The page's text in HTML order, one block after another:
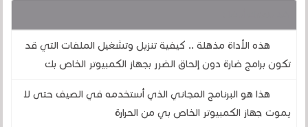
هذه الأداة مذهلة .. كيفية تنزيل وتشغيل الملفات التي قد
تكون برامج ضارة دون إلحاق الضرر بجهاز الكمبيوتر الخاص بك
هذا هو البرنامج المجاني الذي أستخدمه في الصيف حتى لا
يموت جهاز الكمبيوتر الخاص بي من الحرارة